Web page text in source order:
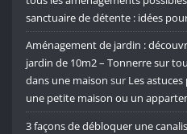
sanctuaire de détente : idées
Aménagement de jardin :
jardin de 10m2 – Tonnerre sur
dans une maison sur Les
une petite maison ou un
3 façons de débloquer une